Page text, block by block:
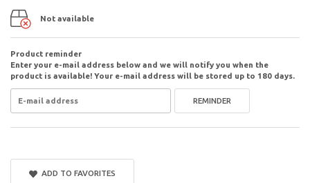
Not available
Product reminder
Enter your e-mail address below and we will notify you when the
product is available! Your e-mail address will be stored up to 180 days.
REMINDER
ADD TO FAVORITES